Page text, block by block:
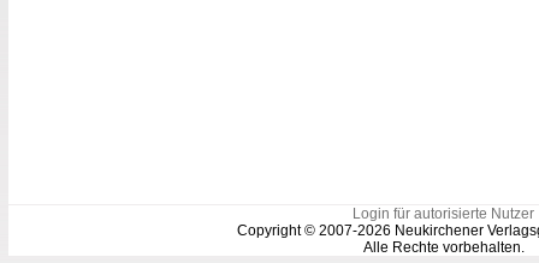
Login für autorisierte Nutzer
Copyright © 2007-2026 Neukirchener
Alle Rechte vorbehalten.